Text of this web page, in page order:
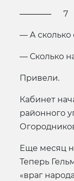
7
— А сколько
— Сколько
Привели.
Кабинет
районного
Еще месяц
Теперь
«враг